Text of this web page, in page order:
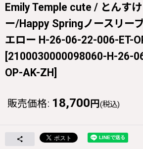
Emily Temple cute / とんす
ー/Happy Springノースリー
エロー H-26-06-22-006-ET-
[2100030000098060-H-26-
OP-AK-ZH]
販売価格: 18,700 円 (税込)